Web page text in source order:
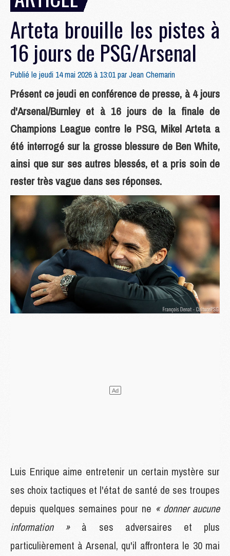
Arteta brouille les pistes à
16 jours de PSG/Arsenal
Publié le jeudi 14 mai 2026 à 13:01 parJean Chemarin
Présent ce jeudi en conférence de presse, à 4 jours
d'Arsenal/Burnley et à 16 jours de la finale de
Champions League contre le PSG, Mikel Arteta a
été interrogé sur la grosse blessure de Ben White,
ainsi que sur ses autres blessés, et a pris soin de
rester très vague dans ses réponses.
Luis Enrique aime entretenir un certain mystère sur
ses choix tactiques et l'état de santé de ses troupes
depuis quelques semaines pour ne « donner aucune
information »à ses adversaires et plus
particulièrement à Arsenal, qu'il affrontera le 30 mai